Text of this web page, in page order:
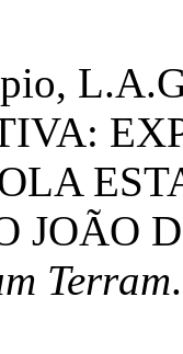
JOÃO
Terram